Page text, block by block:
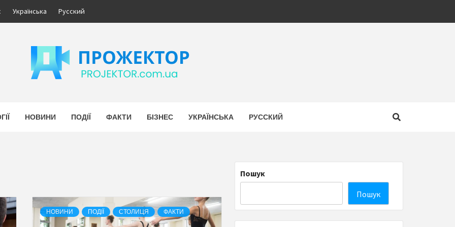
Українська Русский
НОВИНИ ПОДІЇ ФАКТИ БІЗНЕС УКРАЇНСЬКА РУССКИЙ
НОВИНИ ПОДІЇ СТОЛИЦЯ ФАКТИ
Пошук
Пошук